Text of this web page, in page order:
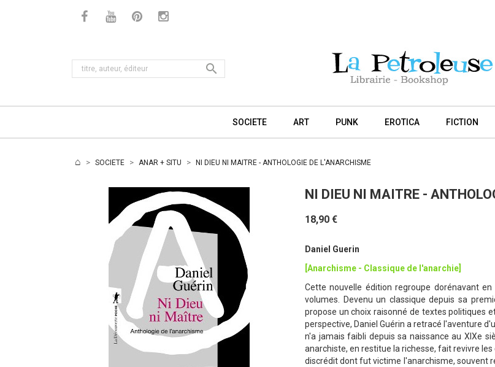

SOCIETE ART PUNK EROTICA FICTION
SOCIETE ANAR + SITU NI DIEU NI MAITRE - ANTHOLOGIE DE L'ANARCHISME
NI DIEU NI MAITRE -
18,90 €
Daniel Guerin
[Anarchisme - Classique de l'anarchie]
Cette nouvelle édition regroupe dorénavant
volumes. Devenu un classique depuis sa
propose un choix raisonné de textes politiques
perspective, Daniel Guérin a retracé l'aventure
n'a jamais faibli depuis sa naissance au XIXe
anarchiste, en restitue la richesse, fait revivre
discrédit dont fut victime l'anarchisme, souvent